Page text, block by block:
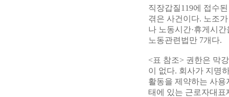
직장갑질119에 접수
겪은 사건이다. 노조
나 노동시간·휴게시
노동관련법만 7개다.
<표 참조> 권한은 막
이 없다. 회사가 지명
활동을 제약하는 사
태에 있는 근로자대